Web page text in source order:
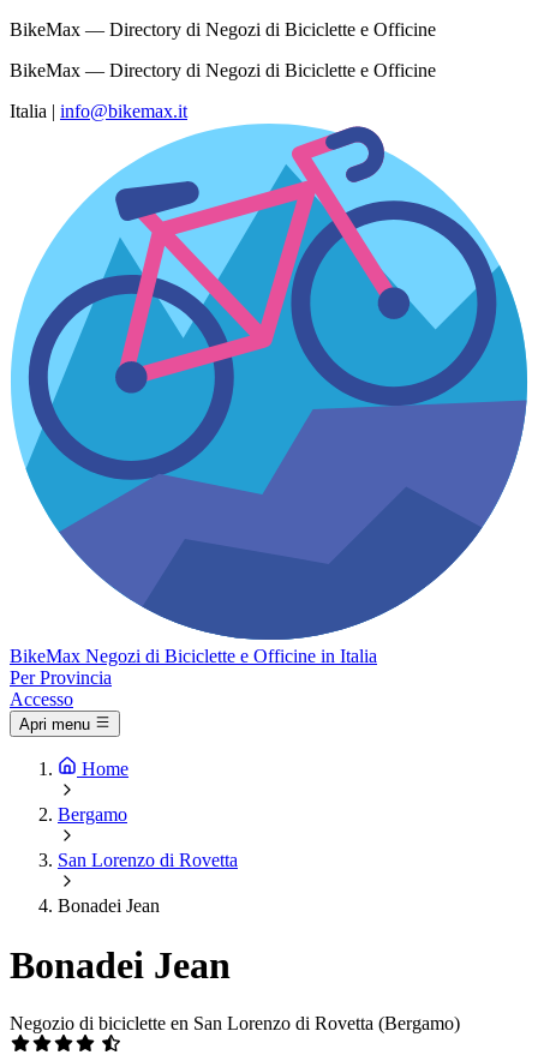
BikeMax — Directory di Negozi di Biciclette e Officine
BikeMax — Directory di Negozi di Biciclette e Officine
Italia | info@bikemax.it
BikeMax Negozi di Biciclette e Officine in Italia
Per Provincia
Accesso
Apri menu
Home
Bergamo
San Lorenzo di Rovetta
Bonadei Jean
Bonadei Jean
Negozio di biciclette en San Lorenzo di Rovetta (Bergamo)